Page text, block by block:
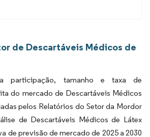
de Descartáveis Médicos de
participação, tamanho e taxa de
do mercado de Descartáveis Médicos
pelos Relatórios do Setor da Mordor
de Descartáveis Médicos de Látex
de previsão de mercado de 2025 a 2030